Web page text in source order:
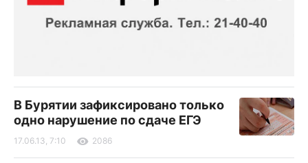
В Бурятии зафиксировано только
одно нарушение по сдаче ЕГЭ
17.06.13, 7:10 2086